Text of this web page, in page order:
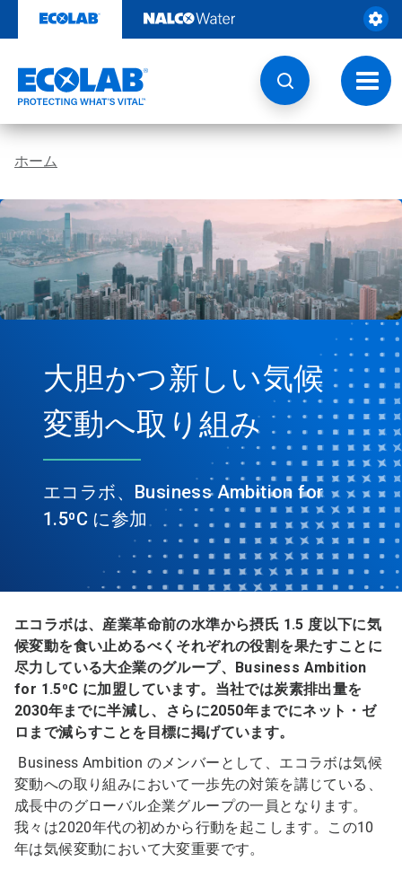
テ
る
ト
グ
ル
ナ
ン
ホーム
大胆かつ新しい気候
変動へ取り組み
エコラボ、Business Ambition for
1.5⁰C に参加
エコラボは、産業革命前の水準から摂氏 1.5 度以下に気
候変動を食い止めるべくそれぞれの役割を果たすことに
尽力している大企業のグループ、Business Ambition
for 1.5⁰C に加盟しています。当社では炭素排出量を
2030年までに半減し、さらに2050年までにネット・ゼ
ロまで減らすことを目標に掲げています。
Business Ambition のメンバーとして、エコラボは気候
変動への取り組みにおいて一歩先の対策を講じている、
成長中のグローバル企業グループの一員となります。
我々は2020年代の初めから行動を起こします。この10
年は気候変動において大変重要です。